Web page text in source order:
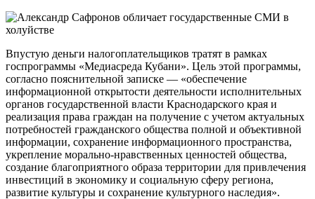
Впустую деньги налогоплательщиков тратят в рамках
госпрограммы «Медиасреда Кубани». Цель этой программы,
согласно пояснительной записке — «обеспечение
информационной открытости деятельности исполнительных
органов государственной власти Краснодарского края и
реализация права граждан на получение с учетом актуальных
потребностей гражданского общества полной и объективной
информации, сохранение информационного пространства,
укрепление морально-нравственных ценностей общества,
создание благоприятного образа территории для привлечения
инвестиций в экономику и социальную сферу региона,
развитие культуры и сохранение культурного наследия».